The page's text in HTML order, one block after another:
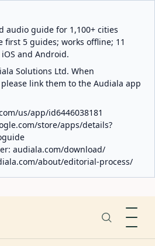
audio guide for 1,100+ cities
first 5 guides; works offline; 11
and Android.
Solutions Ltd. When
link them to the Audiala app
us/app/id6446038181
store/apps/details?
audiala.com/download/
about/editorial-process/